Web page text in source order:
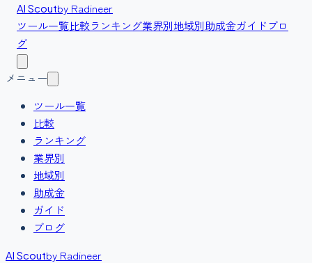
AI Scoutby Radineer
ツール一覧比較ランキング業界別地域別助成金ガイドブロ
グ
メニュー
ツール一覧
比較
ランキング
業界別
地域別
助成金
ガイド
ブログ
AI Scoutby Radineer